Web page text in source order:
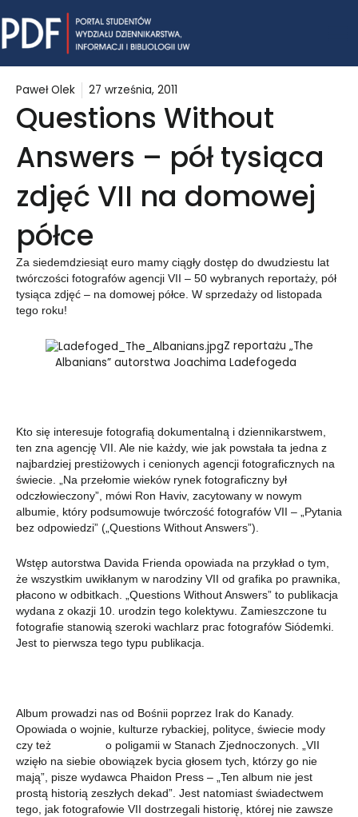
to
content
Paweł Olek 27 września, 2011
Questions Without
Answers – pół tysiąca
zdjęć VII na domowej
półce
Za siedemdziesiąt euro mamy ciągły dostęp do dwudziestu lat
twórczości fotografów agencji VII – 50 wybranych reportaży, pół
tysiąca zdjęć – na domowej półce. W sprzedaży od listopada
tego roku!
Z reportażu „The
Albanians” autorstwa Joachima Ladefogeda
Kto się interesuje fotografią dokumentalną i dziennikarstwem,
ten zna agencję VII. Ale nie każdy, wie jak powstała ta jedna z
najbardziej prestiżowych i cenionych agencji fotograficznych na
świecie. „Na przełomie wieków rynek fotograficzny był
odczłowieczony”, mówi Ron Haviv, zacytowany w nowym
albumie, który podsumowuje twórczość fotografów VII – „Pytania
bez odpowiedzi” („Questions Without Answers”).
Wstęp autorstwa Davida Frienda opowiada na przykład o tym,
że wszystkim uwikłanym w narodziny VII od grafika po prawnika,
płacono w odbitkach. „Questions Without Answers” to publikacja
wydana z okazji 10. urodzin tego kolektywu. Zamieszczone tu
fotografie stanowią szeroki wachlarz prac fotografów Siódemki.
Jest to pierwsza tego typu publikacja.
Album prowadzi nas od Bośnii poprzez Irak do Kanady.
Opowiada o wojnie, kulturze rybackiej, polityce, świecie mody
czy też o poligamii w Stanach Zjednoczonych. „VII
wzięło na siebie obowiązek bycia głosem tych, którzy go nie
mają”, pisze wydawca Phaidon Press – „Ten album nie jest
prostą historią zeszłych dekad”. Jest natomiast świadectwem
tego, jak fotografowie VII dostrzegali historię, której nie zawsze